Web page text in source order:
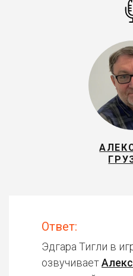
Ответ:
Эдгара Тигли в
озвучивает